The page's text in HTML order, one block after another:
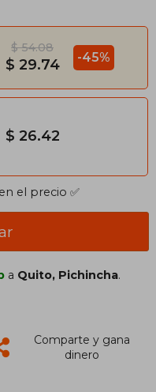
$ 54.08
$ 29.74 -45%
$ 26.42
el precio ✅
a Quito, Pichincha.
Comparte y gana
dinero